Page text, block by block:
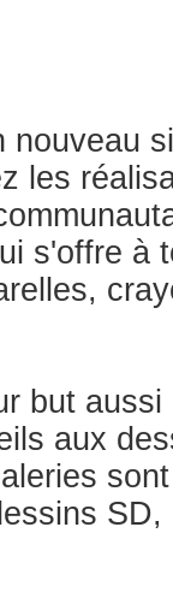
nouveau
les
s'offre à
but
aux